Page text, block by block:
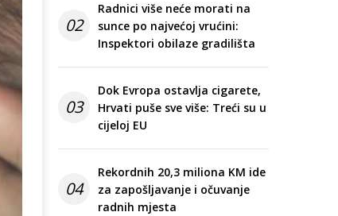
02
Radnici više neće morati na
sunce po najvećoj vrućini:
Inspektori obilaze gradilišta
03
Dok Evropa ostavlja cigarete,
Hrvati puše sve više: Treći su u
cijeloj EU
04
Rekordnih 20,3 miliona KM ide
za zapošljavanje i očuvanje
radnih mjesta